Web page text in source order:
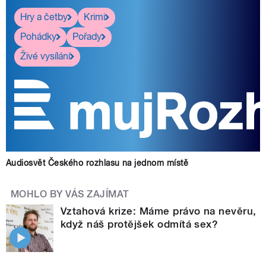
Hry a četby
Krimi
Pohádky
Pořady
Živé vysílání
Audiosvět Českého rozhlasu na jednom místě
MOHLO BY VÁS ZAJÍMAT
Vztahová krize: Máme právo na nevěru,
když náš protějšek odmítá sex?